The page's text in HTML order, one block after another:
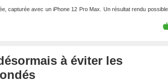
capturée avec un iPhone 12 Pro Max. Un résultat rendu
à éviter les